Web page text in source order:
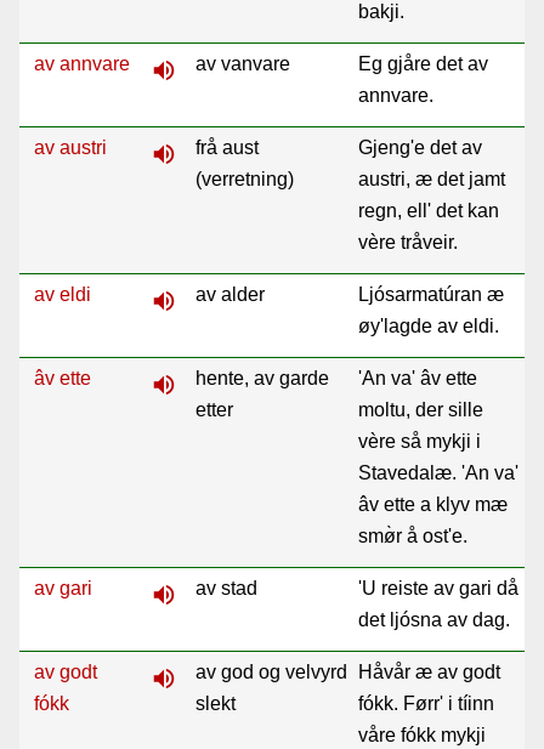
bakji.
av annvare volume_up av vanvare
Eg gjåre det av
annvare.
av austri volume_up
frå aust
(verretning)
Gjeng'e det av
austri, æ det jamt
regn, ell' det kan
vère tråveir.
av eldi volume_up av alder
Ljósarmatúran æ
øy'lagde av eldi.
âv ette volume_up
hente, av garde
etter
'An va' âv ette
moltu, der sille
vère så mykji i
Stavedalæ. 'An va'
âv ette a klyv mæ
smø̀r å ost'e.
av gari volume_up av stad
'U reiste av gari då
det ljósna av dag.
av godt
fókk
volume_up
av god og velvyrd
slekt
Håvår æ av godt
fókk. Førr' i tíinn
våre fókk mykji